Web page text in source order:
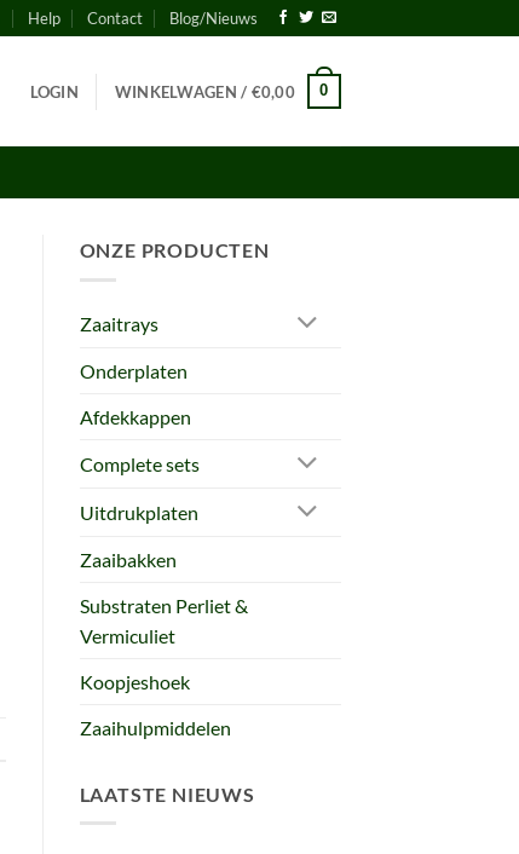
Help Contact Blog/Nieuws
LOGIN WINKELWAGEN / €0,00 0
ONZE PRODUCTEN
Zaaitrays
Onderplaten
Afdekkappen
Complete sets
Uitdrukplaten
Zaaibakken
Substraten Perliet &
Vermiculiet
Koopjeshoek
Zaaihulpmiddelen
LAATSTE NIEUWS